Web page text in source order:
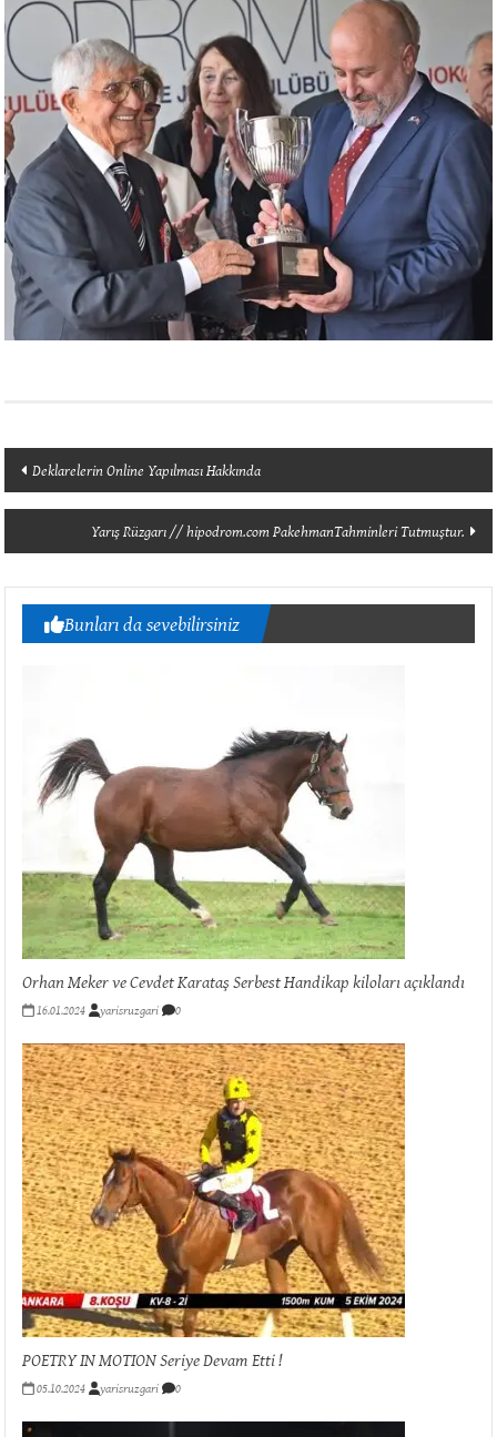
Yazı
dolaşımı
Deklarelerin Online Yapılması Hakkında
Yarış Rüzgarı // hipodrom.com PakehmanTahminleri Tutmuştur.
Bunları da sevebilirsiniz
Orhan Meker ve Cevdet Karataş Serbest Handikap kiloları açıklandı
16.01.2024 yarisruzgari 0
POETRY IN MOTION Seriye Devam Etti !
05.10.2024 yarisruzgari 0